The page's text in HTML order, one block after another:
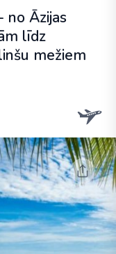
no Āzijas
līdz
mežiem